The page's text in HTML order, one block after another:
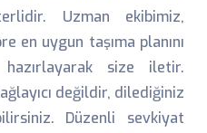
Uzman ekibimiz,
en uygun taşıma planını
size iletir.
değildir, dilediğiniz
Düzenli sevkiyat